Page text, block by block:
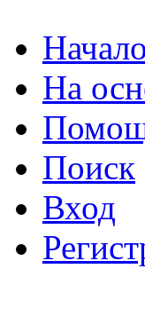
Начало
На
Поиск
Вход